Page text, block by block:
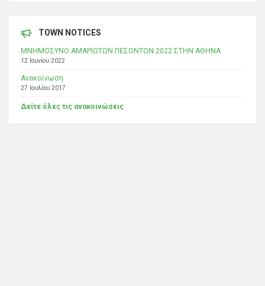
TOWN NOTICES
ΜΝΗΜΟΣΥΝΟ ΑΜΑΡΙΩΤΩΝ ΠΕΣΟΝΤΩΝ 2022 ΣΤΗΝ ΑΘΗΝΑ
12 Ιουνίου 2022
Ανακοίνωση
27 Ιουλίου 2017
Δείτε όλες τις ανακοινώσεις